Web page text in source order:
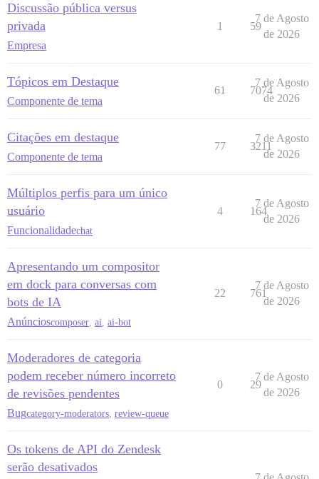
Discussão pública versus
privada
Empresa
1 59
7 de Agosto
de 2026
Tópicos em Destaque
Componente de tema
61 7074
7 de Agosto
de 2026
Citações em destaque
Componente de tema
77 3211
7 de Agosto
de 2026
Múltiplos perfis para um único
usuário
Funcionalidadechat
4 164
7 de Agosto
de 2026
Apresentando um compositor
em dock para conversas com
bots de IA
Anúncioscomposer ai ai-bot
22 761
7 de Agosto
de 2026
Moderadores de categoria
podem receber número incorreto
de revisões pendentes
Bugcategory-moderators review-queue
0 29
7 de Agosto
de 2026
Os tokens de API do Zendesk
serão desativados